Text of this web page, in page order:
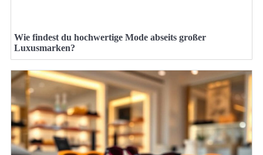
Wie findest du hochwertige Mode abseits großer
Luxusmarken?